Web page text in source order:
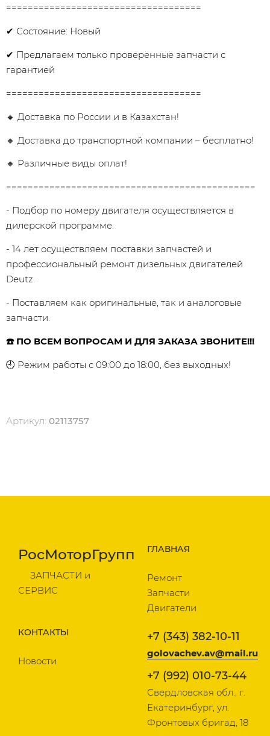
====================================
✔ Состояние: Новый
✔ Предлагаем только проверенные запчасти с
гарантией
====================================
🔸 Доставка по России и в Казахстан!
🔸 Доставка до транспортной компании – бесплатно!
🔸 Различные виды оплат!
==============================================
- Подбор по номеру двигателя осуществляется в
дилерской программе.
- 14 лет осуществляем поставки запчастей и
профессиональный ремонт дизельных двигателей
Dеutz.
- Поставляем как оригинальные, так и аналоговые
запчасти.
☎️ ПО ВСЕМ ВОПРОСАМ И ДЛЯ ЗАКАЗА ЗВОНИТЕ!!!
🕘 Режим работы с 09:00 до 18:00, без выходных!
Артикул: 02113757
РосМоторГрупп
ЗАПЧАСТИ и
СЕРВИС
ГЛАВНАЯ
Ремонт
Запчасти
Двигатели
КОНТАКТЫ
Новости
+7 (343) 382-10-11
golovachev.av@mail.ru
+7 (992) 010-73-44
Свердловская обл., г.
Екатеринбург, ул.
Фронтовых бригад, 18